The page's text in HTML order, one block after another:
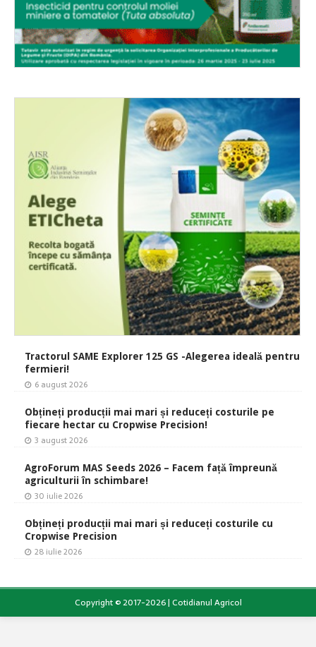
Tractorul SAME Explorer 125 GS -Alegerea ideală pentru
fermieri!
6 august 2026
Obțineți producții mai mari și reduceți costurile pe
fiecare hectar cu Cropwise Precision!
3 august 2026
AgroForum MAS Seeds 2026 – Facem față împreună
agriculturii în schimbare!
30 iulie 2026
Obțineți producții mai mari și reduceți costurile cu
Cropwise Precision
28 iulie 2026
Copyright © 2017-2026 | Cotidianul Agricol